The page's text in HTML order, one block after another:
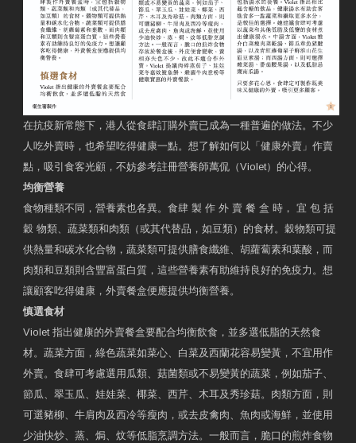
在抗疫新常態下，港人從食肆訂購外賣已成為一種普遍的做法。不少
人吃外賣時，也希望吃得健康一點。想了解如何以「健康外賣」作賣
點，吸引食客光顧，不妨參考註冊營養師萬侃（Violet）的心得。
均衡營養
食物種類不同，營養素也各異。食肆 製 作 外 賣 餐 盒 時， 宜 包 括
穀 物類、蔬菜類和肉類（或其代替品，如豆類）的食材。穀物類可提
供熱量和碳水化合物，蔬菜類可提供膳食纖維、胡蘿蔔素和葉酸，而
肉類和豆類則含豐富蛋白質，這些營養素有助維持良好的免疫力。想
讓顧客吃得健康，外賣餐盒便應提供均衡營養。
慎選食材
Violet 指出健康的外賣餐盒要配合均衡飲食，並多選低脂的天然食
材。蔬菜方面，綠色蔬菜如菜心、白菜及西蘭花容易變黃，不宜用作
外賣。食肆可考慮選用瓜類、菇菌類或不易變黃的蔬菜，例如茄子、
節瓜、翠玉瓜、娃娃菜、椰菜、西芹、木耳及秀珍菇。肉類方面，則
可選豬柳、牛肩肉及西冷等瘦肉，或去皮禽肉、魚肉或海鮮，並使用
少油快炒、蒸、焗、炆等低脂烹調方法。一般而言，脆口的煎炸食物